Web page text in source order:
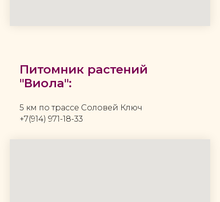
Питомник растений
"Виола":
5 км по трассе Соловей Ключ
+7(914) 971-18-33